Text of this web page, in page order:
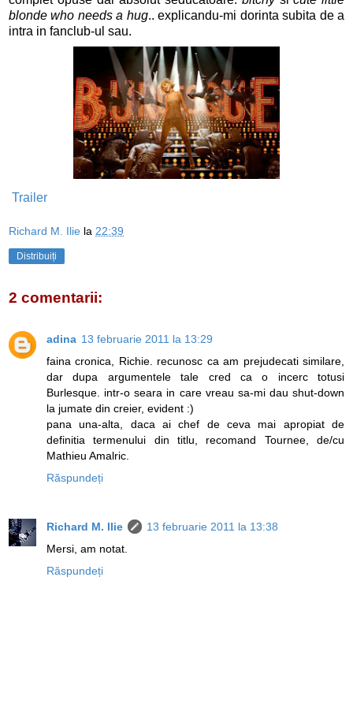
blonde who needs a hug.. explicandu-mi dorinta subita de a
intra in fanclub-ul sau.
Trailer
Richard M. Ilie la 22:39
Distribuiți
2 comentarii:
adina 13 februarie 2011 la 13:29
faina cronica, Richie. recunosc ca am prejudecati similare,
dar dupa argumentele tale cred ca o incerc totusi
Burlesque. intr-o seara in care vreau sa-mi dau shut-down
la jumate din creier, evident :)
pana una-alta, daca ai chef de ceva mai apropiat de
definitia termenului din titlu, recomand Tournee, de/cu
Mathieu Amalric.
Răspundeți
Richard M. Ilie
13 februarie 2011 la 13:38
Mersi, am notat.
Răspundeți